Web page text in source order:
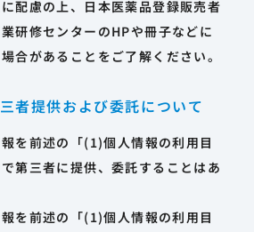
配慮の上、日本医薬品登録販売者
研修センターのHPや冊子などに
合があることをご了解ください。
者提供および委託について
を前述の「(1)個人情報の利用目
第三者に提供、委託することはあ
を前述の「(1)個人情報の利用目